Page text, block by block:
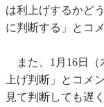
は利上げするかど
に判断する」とコ
また、1月16日（
上げ判断」とコメ
見て判断しても遅